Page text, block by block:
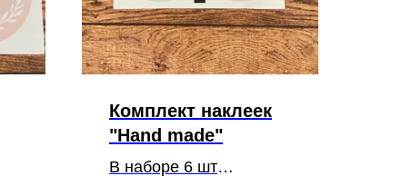
Комплект наклеек
"Hand made"
В наборе 6 шт